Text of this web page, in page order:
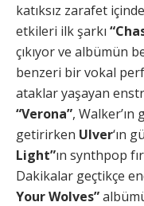
katıksız zarafet
etkileri ilk şarkı
çıkıyor ve albümün
benzeri bir vokal
ataklar yaşayan
“Verona”,
getirirken Ulver‘ın
Light”ın synthpop
Dakikalar geçtikçe
Your Wolves”